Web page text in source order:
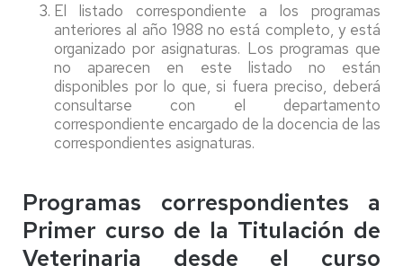
El listado correspondiente a los programas
anteriores al año 1988 no está completo, y está
organizado por asignaturas. Los programas que
no aparecen en este listado no están
disponibles por lo que, si fuera preciso, deberá
consultarse con el departamento
correspondiente encargado de la docencia de las
correspondientes asignaturas.
Programas correspondientes a
Primer curso de la Titulación de
Veterinaria desde el curso